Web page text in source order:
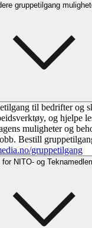
gruppetilgang
til bedrifter og
og hjelpe
muligheter og
Bestill
gruppetilgang
for NITO- og